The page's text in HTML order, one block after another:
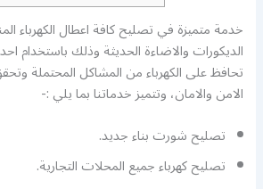
خدمة متميزة في تصليح كافة اعطال الكهرباء
الديكورات والاضاءة الحديثة وذلك باستخدام
تحافظ على الكهرباء من المشاكل المحتملة
الامن والامان، وتتميز خدماتنا بما يلي :-
تصليح شورت بناء جديد.
تصليح كهرباء جميع المحلات التجارية.